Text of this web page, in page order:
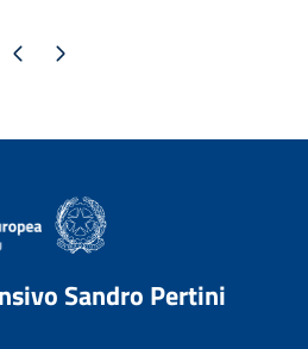
precedente
Pagina successiva
Sandro Pertini